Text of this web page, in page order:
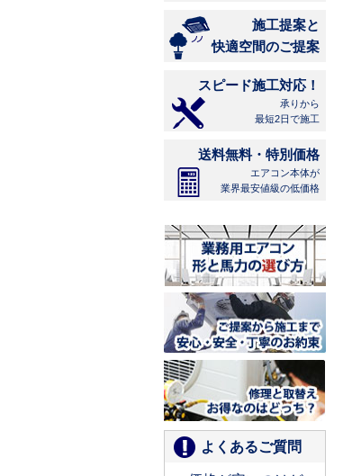
施工提案と
快適空間のご提案
スピード施工対応！
承りから
最短2日で施工
送料無料・特別価格
エアコン本体が
業界最安値級の低価格
よくあるご質問